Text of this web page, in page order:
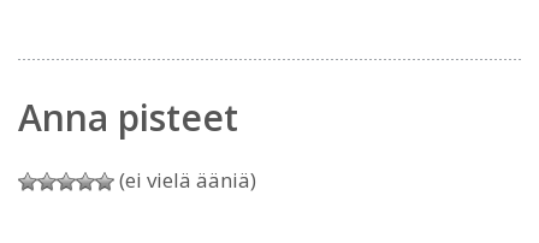
Anna pisteet
(ei vielä ääniä)